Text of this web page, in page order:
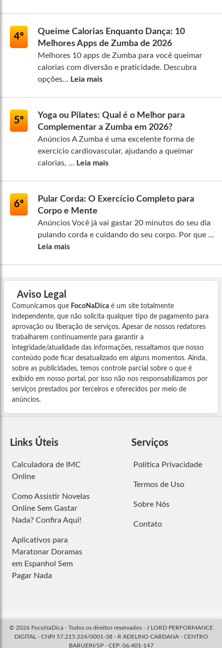
4º
Queime Calorias Enquanto Dança: 10
Melhores Apps de Zumba de 2026
Melhores 10 apps de Zumba para você queimar
calorias com diversão e praticidade. Descubra
opções... Leia mais
5º
Yoga ou Pilates: Qual é o Melhor para
Complementar a Zumba em 2026?
Anúncios A Zumba é uma excelente forma de
exercício cardiovascular, ajudando a queimar
calorias, ... Leia mais
6º
Pular Corda: O Exercício Completo para
Corpo e Mente
Anúncios Você já vai gastar 20 minutos do seu dia
pulando corda e cuidando do seu corpo. Por que ...
Leia mais
Aviso Legal
Comunicamos que FocoNaDica é um site totalmente
independente, que não solicita qualquer tipo de pagamento para
aprovação ou liberação de serviços. Apesar de nossos redatores
trabalharem continuamente para garantir a
integridade/atualidade das informações, ressaltamos que nosso
conteúdo pode ficar desatualizado em alguns momentos. Ainda,
sobre as publicidades, temos controle parcial sobre o que é
exibido em nosso portal, por isso não nos responsabilizamos por
serviços prestados por terceiros e oferecidos por meio de
anúncios.
Links Úteis
Calculadora de IMC
Online
Como Assistir Novelas
Online Sem Gastar
Nada? Confira Aqui!
Aplicativos para
Maratonar Doramas
em Espanhol Sem
Pagar Nada
Serviços
Política Privacidade
Termos de Uso
Sobre Nós
Contato
© 2026 FocoNaDica - Todos os direitos reservados - J LORD PERFORMANCE
DIGITAL - CNPJ 57.215.224/0001-38 - R ADELINO CARDANA - CENTRO
BARUERI/SP - CEP: 06.401-147